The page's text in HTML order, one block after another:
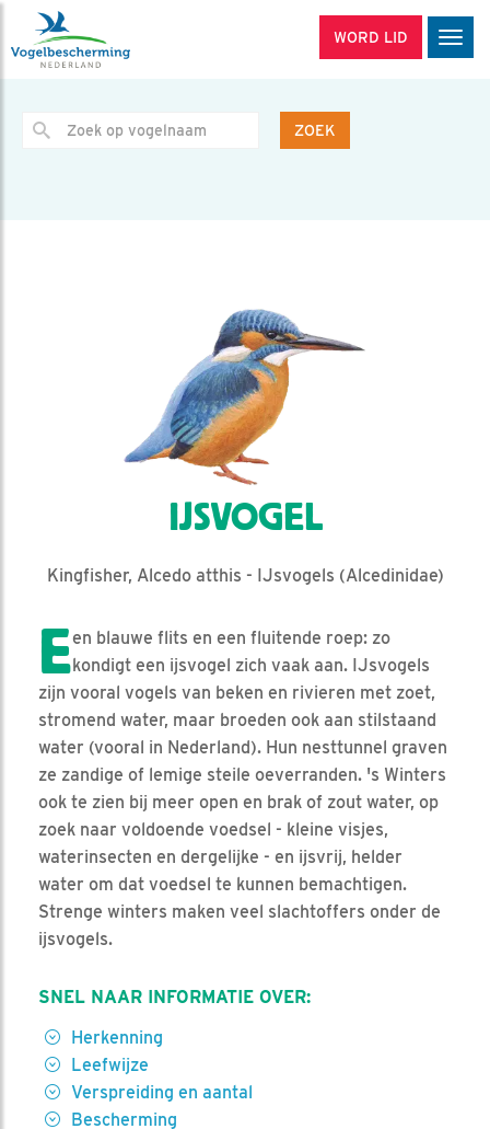
WORD LID
ZOEK
IJSVOGEL
Kingfisher, Alcedo atthis - IJsvogels (Alcedinidae)
Een blauwe flits en een fluitende roep: zo
kondigt een ijsvogel zich vaak aan. IJsvogels
zijn vooral vogels van beken en rivieren met zoet,
stromend water, maar broeden ook aan stilstaand
water (vooral in Nederland). Hun nesttunnel graven
ze zandige of lemige steile oeverranden. 's Winters
ook te zien bij meer open en brak of zout water, op
zoek naar voldoende voedsel - kleine visjes,
waterinsecten en dergelijke - en ijsvrij, helder
water om dat voedsel te kunnen bemachtigen.
Strenge winters maken veel slachtoffers onder de
ijsvogels.
SNEL NAAR INFORMATIE OVER:
Herkenning
Leefwijze
Verspreiding en aantal
Bescherming